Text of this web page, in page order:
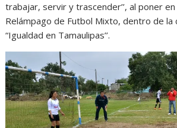
trabajar, servir y trascender’’, al poner
Relámpago de Futbol Mixto, dentro de la
“Igualdad en Tamaulipas’’.